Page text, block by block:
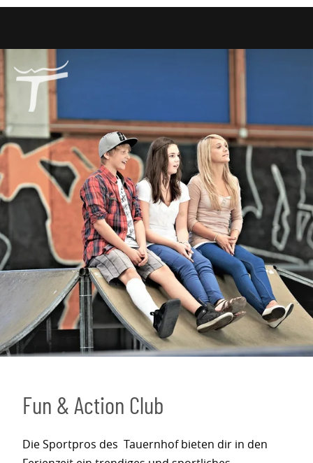
Fun & Action Club
Die Sportpros des Tauernhof bieten dir in den